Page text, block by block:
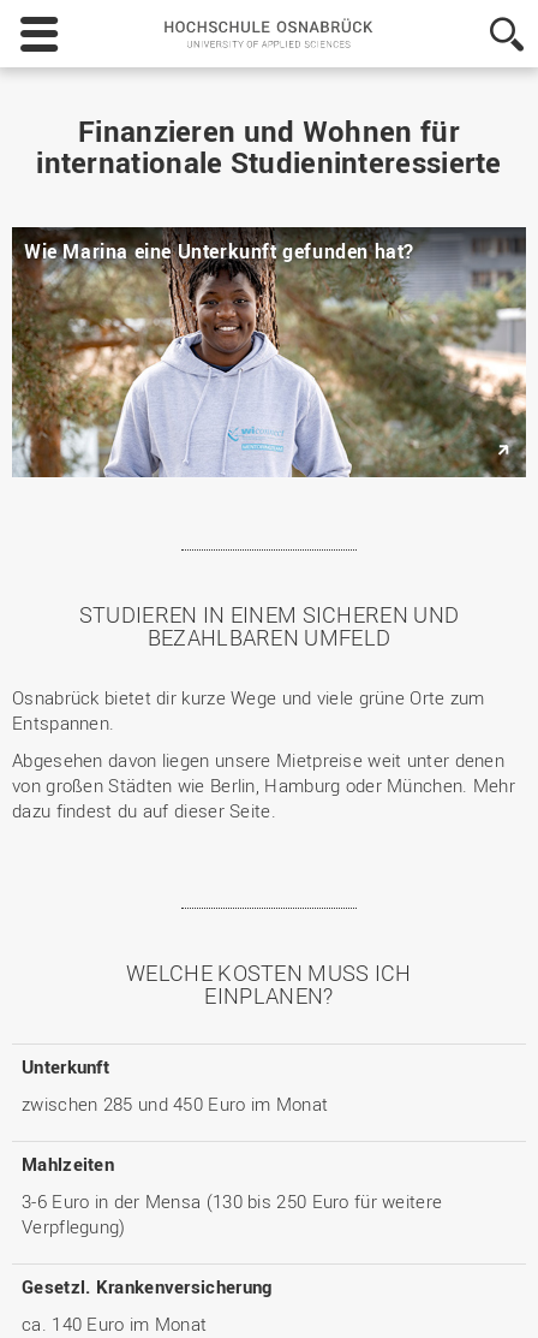
Hochschule
Osnabrück
-
of
Applied
Sciences
Finanzieren und Wohnen für
internationale Studieninteressierte
Wie Marina eine Unterkunft gefunden hat?
STUDIEREN IN EINEM SICHEREN UND
BEZAHLBAREN UMFELD
Osnabrück bietet dir kurze Wege und viele grüne Orte zum
Entspannen.
Abgesehen davon liegen unsere Mietpreise weit unter denen
von großen Städten wie Berlin, Hamburg oder München. Mehr
dazu findest du auf dieser Seite.
WELCHE KOSTEN MUSS ICH
EINPLANEN?
Unterkunft
zwischen 285 und 450 Euro im Monat
Mahlzeiten
3-6 Euro in der Mensa (130 bis 250 Euro für weitere
Verpflegung)
Gesetzl. Krankenversicherung
ca. 140 Euro im Monat